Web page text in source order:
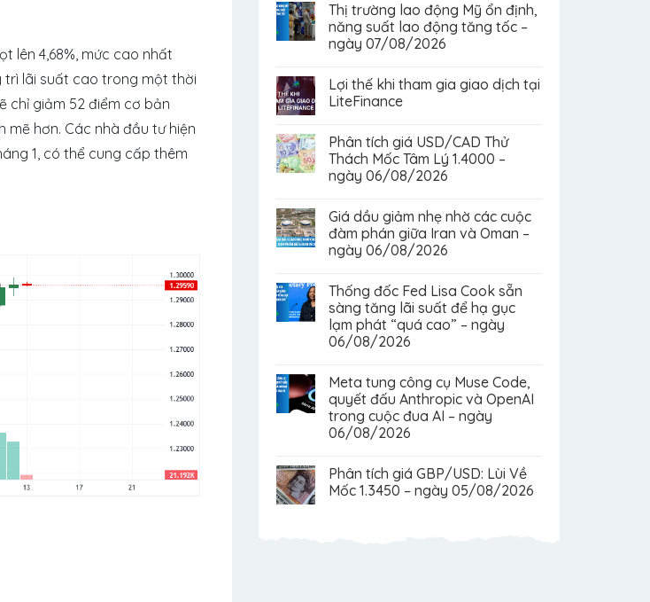
lên 4,68%, mức cao nhất
trì lãi suất cao trong một thời
chỉ giảm 52 điểm cơ bản
hơn. Các nhà đầu tư hiện
1, có thể cung cấp thêm
Thị trường lao động Mỹ ổn định,
năng suất lao động tăng tốc –
ngày 07/08/2026
Lợi thế khi tham gia giao dịch tại
LiteFinance
Phân tích giá USD/CAD Thử
Thách Mốc Tâm Lý 1.4000 –
ngày 06/08/2026
Giá dầu giảm nhẹ nhờ các cuộc
đàm phán giữa Iran và Oman –
ngày 06/08/2026
Thống đốc Fed Lisa Cook sẵn
sàng tăng lãi suất để hạ gục
lạm phát “quá cao” – ngày
06/08/2026
Meta tung công cụ Muse Code,
quyết đấu Anthropic và OpenAI
trong cuộc đua AI – ngày
06/08/2026
Phân tích giá GBP/USD: Lùi Về
Mốc 1.3450 – ngày 05/08/2026